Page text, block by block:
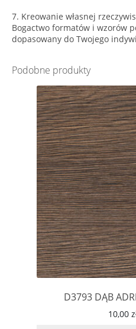
7. Kreowanie własnej
Bogactwo formatów i wzorów
dopasowany do Twojego
Podobne produkty
D3793 DĄB
10,00